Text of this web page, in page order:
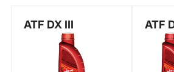
ATF DX III ATF